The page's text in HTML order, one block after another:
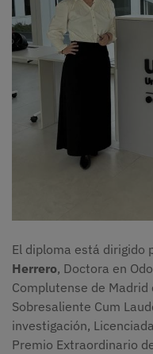
El diploma está dirigido
Herrero, Doctora en
Complutense de
Sobresaliente Cum
investigación,
Premio Extraordinario